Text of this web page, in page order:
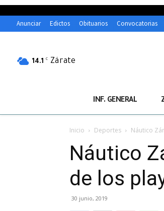
Anunciar Edictos Obituarios Convocatorias
14.1 C Zárate
INF. GENERAL
Inicio Deportes Náutico
Náutico
de los
30 junio, 2019